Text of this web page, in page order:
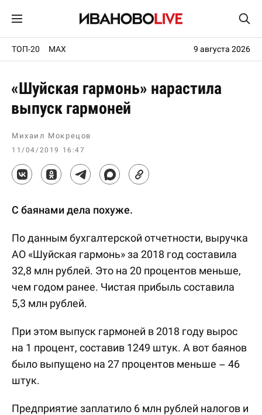
ТОП-20 MAX 9 августа 2026
«Шуйская гармонь» нарастила
выпуск гармоней
Михаил Мокрецов
11/04/2019 16:47
С баянами дела похуже.
По данным бухгалтерской отчетности, выручка
АО «Шуйская гармонь» за 2018 год составила
32,8 млн рублей. Это на 20 процентов меньше,
чем годом ранее. Чистая прибыль составила
5,3 млн рублей.
При этом выпуск гармоней в 2018 году вырос
на 1 процент, составив 1249 штук. А вот баянов
было выпущено на 27 процентов меньше – 46
штук.
Предприятие заплатило 6 млн рублей налогов и